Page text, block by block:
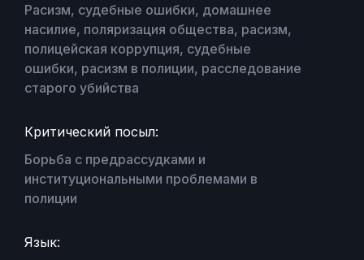
Расизм, судебные ошибки, домашнее
насилие, поляризация общества, расизм,
полицейская коррупция, судебные
ошибки, расизм в полиции, расследование
старого убийства
Критический посыл:
Борьба с предрассудками и
институциональными проблемами в
полиции
Язык: